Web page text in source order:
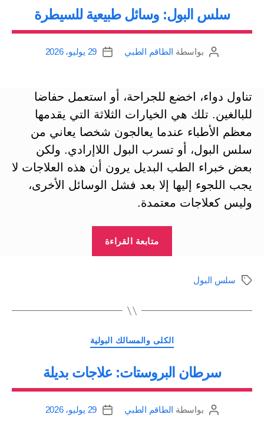
سلس البول: وسائل طبيعية للسيطرة
كاتببواسطة الطاقم الطبي
تاريخ
29 يوليو، 2026
تناول دواء، اخضع للجراحة، أو استعمل حفاضا
للبالغين. تلك هي الخيارات الثلاثة التي يقدمها
معظم الأطباء عندما يعالجون شخصا يعاني من
سلس البول، أو تسرب البول اللاإرادي. ولكن
بعض خبراء الطب البديل يرون أن هذه العلاجات لا
يجب اللجوء إليها إلا بعد فشل الوسائل الأخرى،
وليس كعلاجات معتمدة.
متابعة القراءة
الوسومسلس البول
التصنيفات
الكلى والمسالك البولية
سرطان البروستات: علاجات بديلة
كاتببواسطة الطاقم الطبي
تاريخ
29 يوليو، 2026